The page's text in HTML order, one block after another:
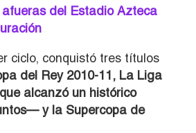
del Estadio Azteca
ciclo, conquistó tres títulos
del Rey 2010-11, La Liga
alcanzó un histórico
y la Supercopa de